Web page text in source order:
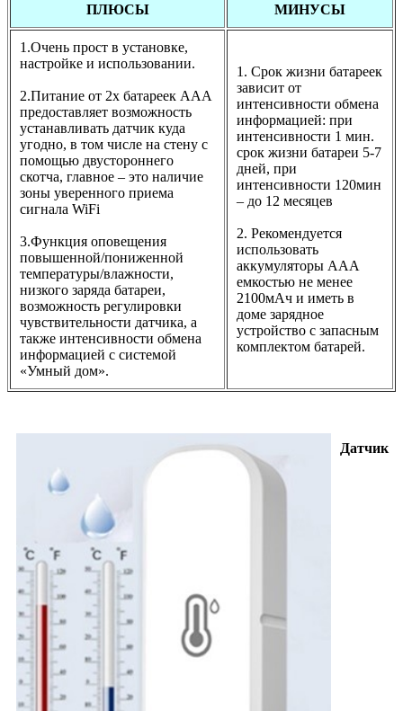
ПЛЮСЫ МИНУСЫ
1.Очень прост в установке,
настройке и использовании.
2.Питание от 2х батареек ААА
предоставляет возможность
устанавливать датчик куда
угодно, в том числе на стену с
помощью двустороннего
скотча, главное – это наличие
зоны уверенного приема
сигнала WiFi
3.Функция оповещения
повышенной/пониженной
температуры/влажности,
низкого заряда батареи,
возможность регулировки
чувствительности датчика, а
также интенсивности обмена
информацией с системой
«Умный дом».
1. Срок жизни батареек
зависит от
интенсивности обмена
информацией: при
интенсивности 1 мин.
срок жизни батареи 5-7
дней, при
интенсивности 120мин
– до 12 месяцев
2. Рекомендуется
использовать
аккумуляторы ААА
емкостью не менее
2100мАч и иметь в
доме зарядное
устройство с запасным
комплектом батарей.
Датчик